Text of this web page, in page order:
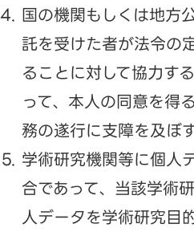
国の機関もしくは地方
託を受けた者が法令の
ることに対して協力す
って、本人の同意を得
務の遂行に支障を及ぼ
学術研究機関等に個人
合であって、当該学術
人データを学術研究目